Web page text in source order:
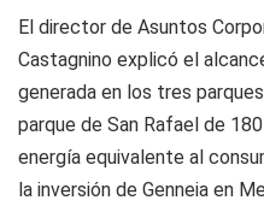
El director de Asuntos
Castagnino explicó el
generada en los tres
parque de San Rafael de
energía equivalente al
la inversión de Genneia en